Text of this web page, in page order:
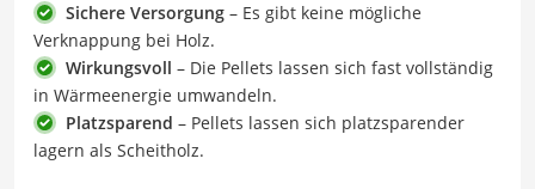
Sichere Versorgung – Es gibt keine mögliche
Verknappung bei Holz.
Wirkungsvoll – Die Pellets lassen sich fast vollständig
in Wärmeenergie umwandeln.
Platzsparend – Pellets lassen sich platzsparender
lagern als Scheitholz.